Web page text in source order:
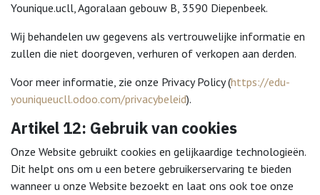
Younique.ucll, Agoralaan gebouw B, 3590 Diepenbeek.
Wij behandelen uw gegevens als vertrouwelijke informatie en
zullen die niet doorgeven, verhuren of verkopen aan derden.
Voor meer informatie, zie onze Privacy Policy (https://edu-
youniqueucll.odoo.com/privacybeleid).
Artikel 12: Gebruik van cookies
Onze Website gebruikt cookies en gelijkaardige technologieën.
Dit helpt ons om u een betere gebruikerservaring te bieden
wanneer u onze Website bezoekt en laat ons ook toe onze